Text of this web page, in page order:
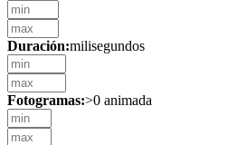
Duración:milisegundos
Fotogramas:>0 animada